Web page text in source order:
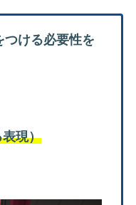
つける必要性を
現）